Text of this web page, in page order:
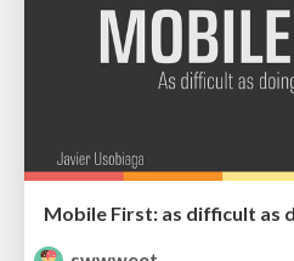
Mobile First: as difficult as